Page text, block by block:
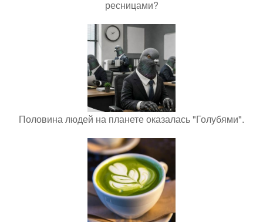
ресницами?
Половина людей на планете оказалась "Голубями".